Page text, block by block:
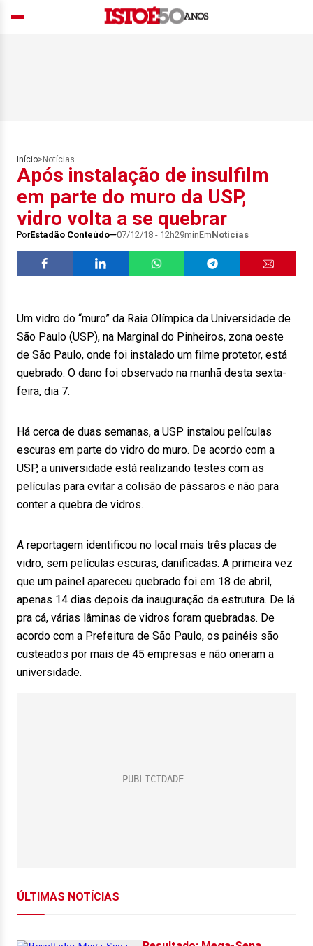
Início> Notícias
Após instalação de insulfilm
em parte do muro da USP,
vidro volta a se quebrar
PorEstadão Conteúdo 07/12/18 - 12h29minEmNotícias
Um vidro do “muro” da Raia Olímpica da Universidade de
São Paulo (USP), na Marginal do Pinheiros, zona oeste
de São Paulo, onde foi instalado um filme protetor, está
quebrado. O dano foi observado na manhã desta sexta-
feira, dia 7.
Há cerca de duas semanas, a USP instalou películas
escuras em parte do vidro do muro. De acordo com a
USP, a universidade está realizando testes com as
películas para evitar a colisão de pássaros e não para
conter a quebra de vidros.
A reportagem identificou no local mais três placas de
vidro, sem películas escuras, danificadas. A primeira vez
que um painel apareceu quebrado foi em 18 de abril,
apenas 14 dias depois da inauguração da estrutura. De lá
pra cá, várias lâminas de vidros foram quebradas. De
acordo com a Prefeitura de São Paulo, os painéis são
custeados por mais de 45 empresas e não oneram a
universidade.